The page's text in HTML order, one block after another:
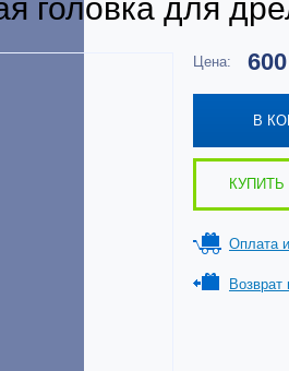
головка для
Цена:
В
КУПИТЬ
Оплата
Возврат